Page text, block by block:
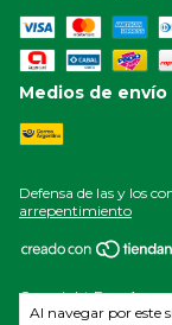
Al navegar por este
Medios de envío
Defensa de las y los
arrepentimiento
Copyright Esea